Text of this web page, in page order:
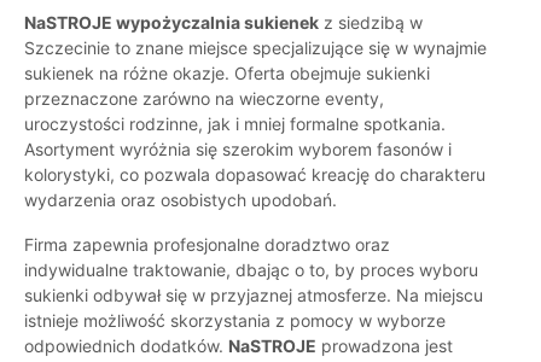
NaSTROJE wypożyczalnia sukienek z siedzibą w
Szczecinie to znane miejsce specjalizujące się w wynajmie
sukienek na różne okazje. Oferta obejmuje sukienki
przeznaczone zarówno na wieczorne eventy,
uroczystości rodzinne, jak i mniej formalne spotkania.
Asortyment wyróżnia się szerokim wyborem fasonów i
kolorystyki, co pozwala dopasować kreację do charakteru
wydarzenia oraz osobistych upodobań.
Firma zapewnia profesjonalne doradztwo oraz
indywidualne traktowanie, dbając o to, by proces wyboru
sukienki odbywał się w przyjaznej atmosferze. Na miejscu
istnieje możliwość skorzystania z pomocy w wyborze
odpowiednich dodatków. NaSTROJE prowadzona jest